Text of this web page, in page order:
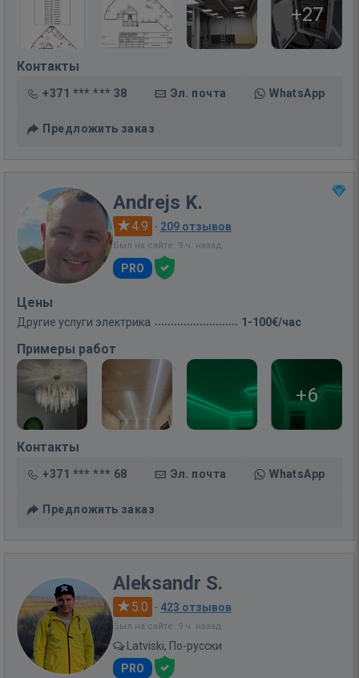
+27
Контакты
+371 *** *** 38 Эл. почта WhatsApp
Предложить заказ
Andrejs K.
4.9 · 209 отзывов
Был на сайте: 9 ч. назад
PRO
Цены
Другие услуги электрика 1-100€/час
Примеры работ
+6
Контакты
+371 *** *** 68 Эл. почта WhatsApp
Предложить заказ
Aleksandr S.
5.0 · 423 отзывов
Был на сайте: 9 ч. назад
Latviski, По-русски
PRO